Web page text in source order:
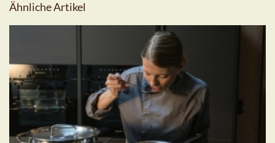
Ähnliche Artikel